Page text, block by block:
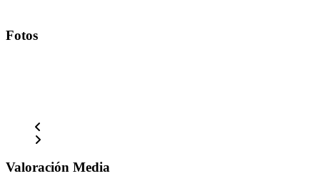
Fotos
Valoración Media